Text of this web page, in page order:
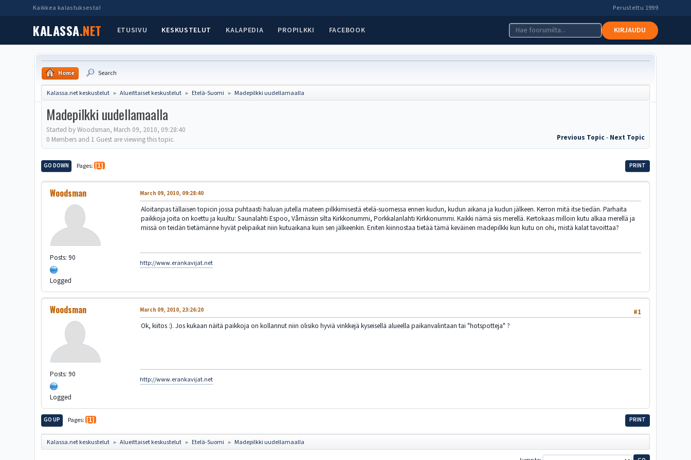
Kaikkea kalastuksesta! Perustettu 1999
KALASSA.NET ETUSIVU KESKUSTELUT KALAPEDIA PROPILKKI FACEBOOK KIRJAUDU
Home Search
Kalassa.net keskustelut ► Alueittaiset keskustelut ► Etelä-Suomi ► Madepilkki uudellamaalla
Madepilkki uudellamaalla
Started by Woodsman, March 09, 2010, 09:28:40
Previous Topic- Next Topic
0 Members and 1 Guest are viewing this topic.
PRINT
GO DOWN Pages 1
Woodsman
Posts: 90
Logged
March 09, 2010, 09:28:40
Aloitanpas tällaisen topicin jossa puhtaasti haluan jutella mateen pilkkimisestä etelä-suomessa ennen kudun, kudun aikana ja kudun jälkeen. Kerron mitä itse tiedän. Parhaita
paikkoja joita on koettu ja kuultu: Saunalahti Espoo, Vårnässin silta Kirkkonummi, Porkkalanlahti Kirkkonummi. Kaikki nämä siis merellä. Kertokaas milloin kutu alkaa merellä ja
missä on teidän tietämänne hyvät pelipaikat niin kutuaikana kuin sen jälkeenkin. Eniten kiinnostaa tietää tämä keväinen madepilkki kun kutu on ohi, mistä kalat tavoittaa?
http://www.erankavijat.net
Woodsman
Posts: 90
Logged
#1
March 09, 2010, 23:26:20
Ok, kiitos :). Jos kukaan näitä paikkoja on kollannut niin olisiko hyviä vinkkejä kyseisellä alueella paikanvalintaan tai "hotspotteja" ?
http://www.erankavijat.net
PRINT
GO UP Pages 1
Kalassa.net keskustelut ► Alueittaiset keskustelut ► Etelä-Suomi ► Madepilkki uudellamaalla